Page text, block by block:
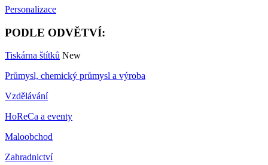
Personalizace
PODLE ODVĚTVÍ:
Tiskárna štítků New
Průmysl, chemický průmysl a výroba
Vzdělávání
HoReCa a eventy
Maloobchod
Zahradnictví